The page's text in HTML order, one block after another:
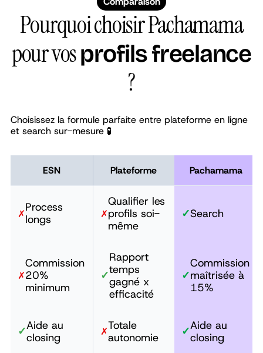
Pourquoi choisir Pachamama
pour vosprofils freelance
?
Choisissez la formule parfaite entre plateforme en ligne
et search sur-mesure 🧪
ESN Plateforme Pachamama
✗Process
longs
✗
Qualifier les
profils soi-
même
✓Search
✗
Commission
20%
minimum
✓
Rapport
temps
gagné x
efficacité
✓
Commission
maîtrisée à
15%
✓Aide au
closing
✗Totale
autonomie
✓Aide au
closing